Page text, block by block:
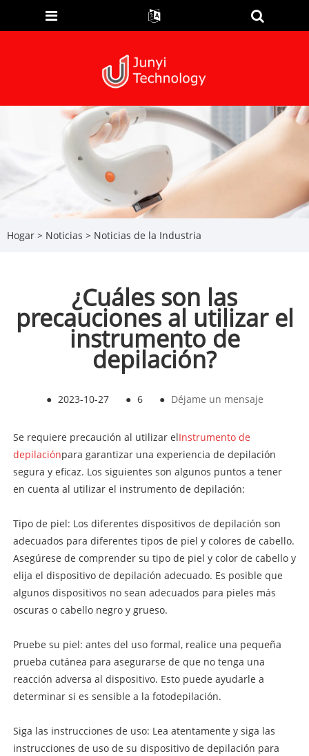
Hogar > Noticias > Noticias de la Industria
¿Cuáles son las
precauciones al utilizar el
instrumento de
depilación?
● 2023-10-27 ● 6 ● Déjame un mensaje
Se requiere precaución al utilizar elInstrumento de
depilaciónpara garantizar una experiencia de depilación
segura y eficaz. Los siguientes son algunos puntos a tener
en cuenta al utilizar el instrumento de depilación:
Tipo de piel: Los diferentes dispositivos de depilación son
adecuados para diferentes tipos de piel y colores de cabello.
Asegúrese de comprender su tipo de piel y color de cabello y
elija el dispositivo de depilación adecuado. Es posible que
algunos dispositivos no sean adecuados para pieles más
oscuras o cabello negro y grueso.
Pruebe su piel: antes del uso formal, realice una pequeña
prueba cutánea para asegurarse de que no tenga una
reacción adversa al dispositivo. Esto puede ayudarle a
determinar si es sensible a la fotodepilación.
Siga las instrucciones de uso: Lea atentamente y siga las
instrucciones de uso de su dispositivo de depilación para